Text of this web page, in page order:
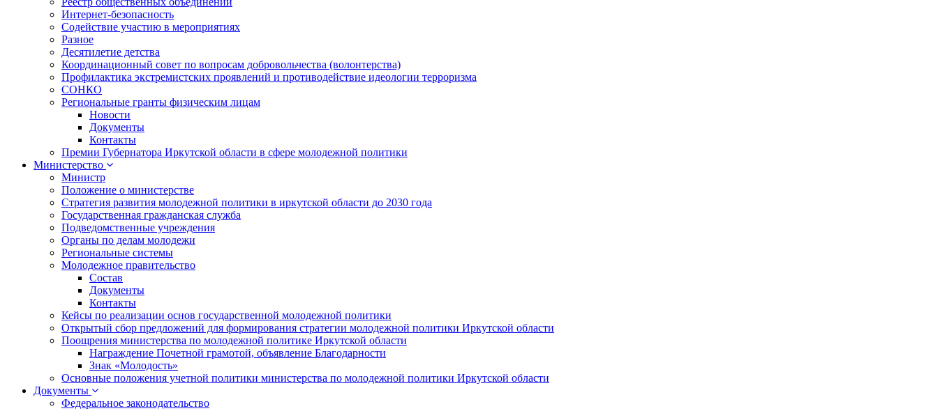
Интернет-безопасность
Содействие участию в мероприятиях
Разное
Десятилетие детства
Координационный совет по вопросам добровольчества (волонтерства)
Профилактика экстремистских проявлений и противодействие идеологии терроризма
СОНКО
Региональные гранты физическим лицам
Новости
Документы
Контакты
Премии Губернатора Иркутской области в сфере молодежной политики
Министерство
Министр
Положение о министерстве
Стратегия развития молодежной политики в иркутской области до 2030 года
Государственная гражданская служба
Подведомственные учреждения
Органы по делам молодежи
Региональные системы
Молодежное правительство
Состав
Документы
Контакты
Кейсы по реализации основ государственной молодежной политики
Открытый сбор предложений для формирования стратегии молодежной политики Иркутской области
Поощрения министерства по молодежной политике Иркутской области
Награждение Почетной грамотой, объявление Благодарности
Знак «Молодость»
Основные положения учетной политики министерства по молодежной политики Иркутской области
Документы
Федеральное законодательство